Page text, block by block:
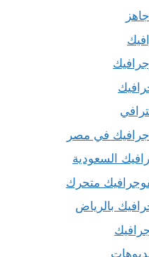
في مصر
السعودية
متحرك
بالرياض